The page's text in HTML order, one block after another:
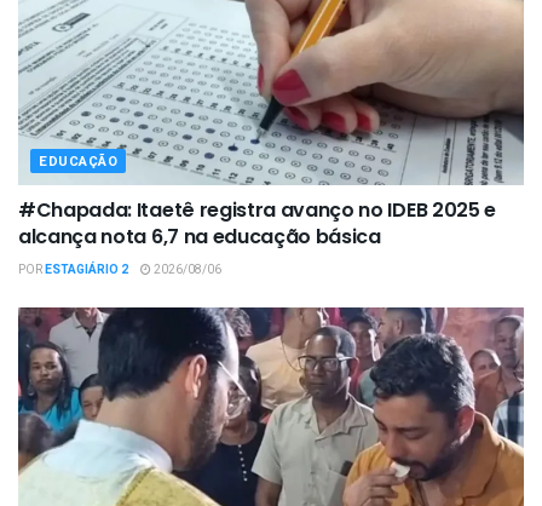
EDUCAÇÃO
#Chapada: Itaetê registra avanço no IDEB 2025 e
alcança nota 6,7 na educação básica
PORESTAGIÁRIO 2 2026/08/06